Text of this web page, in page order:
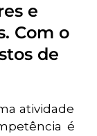
e
Com o
de
atividade
é